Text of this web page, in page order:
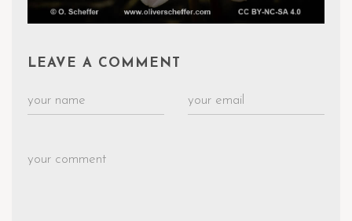
LEAVE A COMMENT